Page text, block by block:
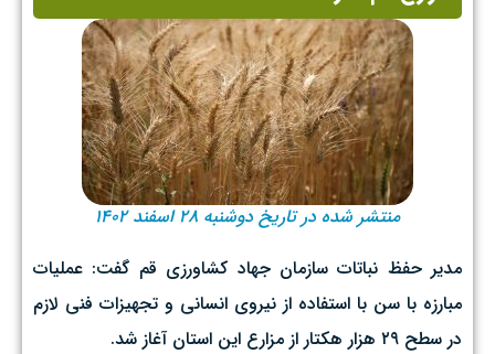
منتشر شده در تاریخ دوشنبه ۲۸ اسفند ۱۴۰۲
مدیر حفظ نباتات سازمان جهاد کشاورزی قم گفت: عملیات
مبارزه با سن با استفاده از نیروی انسانی و تجهیزات فنی لازم
در سطح ۲۹ هزار هکتار از مزارع این استان آغاز شد.